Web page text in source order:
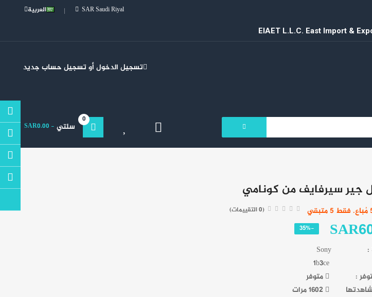
SAR Saudi Riyal العربية
EIAET L.L.C. East Import &
تسجيل الدخولأوتسجيل حساب جديد
سلتي
0
- SAR0.00
جير سيرفايف من كونامي
(0 التقييمات)
-35%
:
Sony
1b3ce
:
متوفر